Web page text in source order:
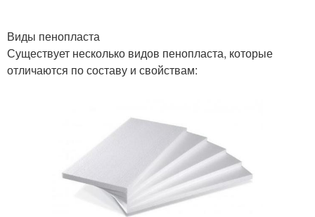
Виды пенопласта
Существует несколько видов пенопласта, которые
отличаются по составу и свойствам: